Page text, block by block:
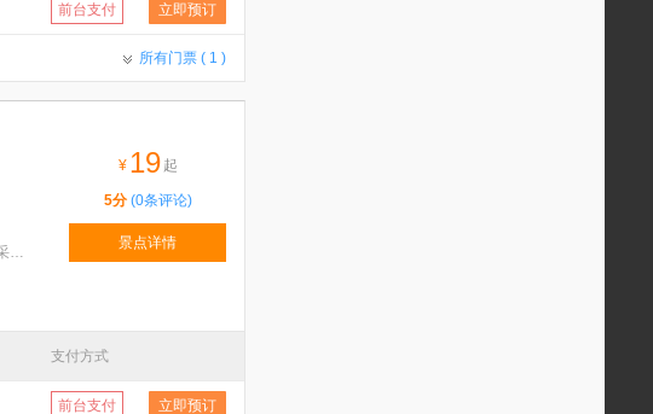
前台支付 立即预订
所有门票 ( 1 )
特色：紫云山滑雪场始建于2005年10月，每年约于十一月中下旬营业至次件三月中下旬，雪场采用两台进口造
¥ 19 起
5分(0条评论)
景点详情
支付方式
前台支付 立即预订